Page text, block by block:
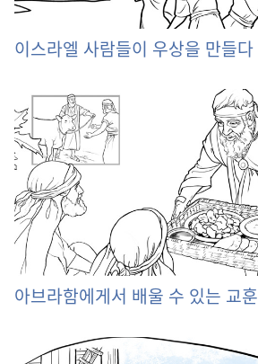
이스라엘 사람들이 우상을 만들다
아브라함에게서 배울 수 있는 교훈